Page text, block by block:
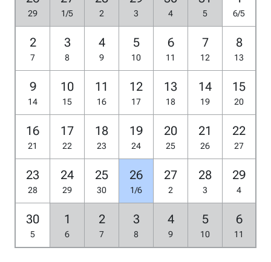
29 1/5 2 3 4 5 6/5
2
7
3
8
4
9
5
10
6
11
7
12
8
13
9
14
10
15
11
16
12
17
13
18
14
19
15
20
16
21
17
22
18
23
19
24
20
25
21
26
22
27
23
28
24
29
25
30
26
1/6
27
2
28
3
29
4
30
5
1
6
2
7
3
8
4
9
5
10
6
11